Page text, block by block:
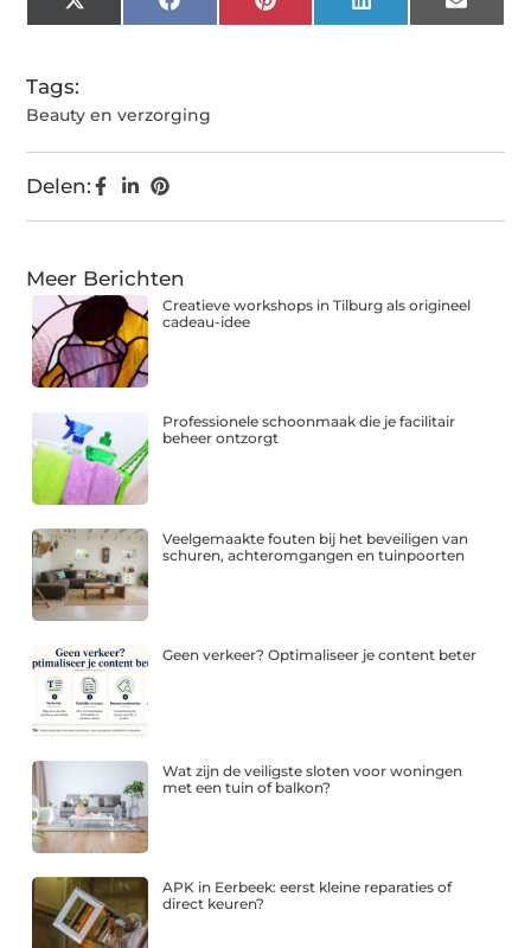
X
(Twitter)
FacebookPinterestLinkedIn Email
Tags:
Beauty en verzorging
Delen:
Meer Berichten
Creatieve workshops in Tilburg als origineel
cadeau-idee
Professionele schoonmaak die je facilitair
beheer ontzorgt
Veelgemaakte fouten bij het beveiligen van
schuren, achteromgangen en tuinpoorten
Geen verkeer? Optimaliseer je content beter
Wat zijn de veiligste sloten voor woningen
met een tuin of balkon?
APK in Eerbeek: eerst kleine reparaties of
direct keuren?